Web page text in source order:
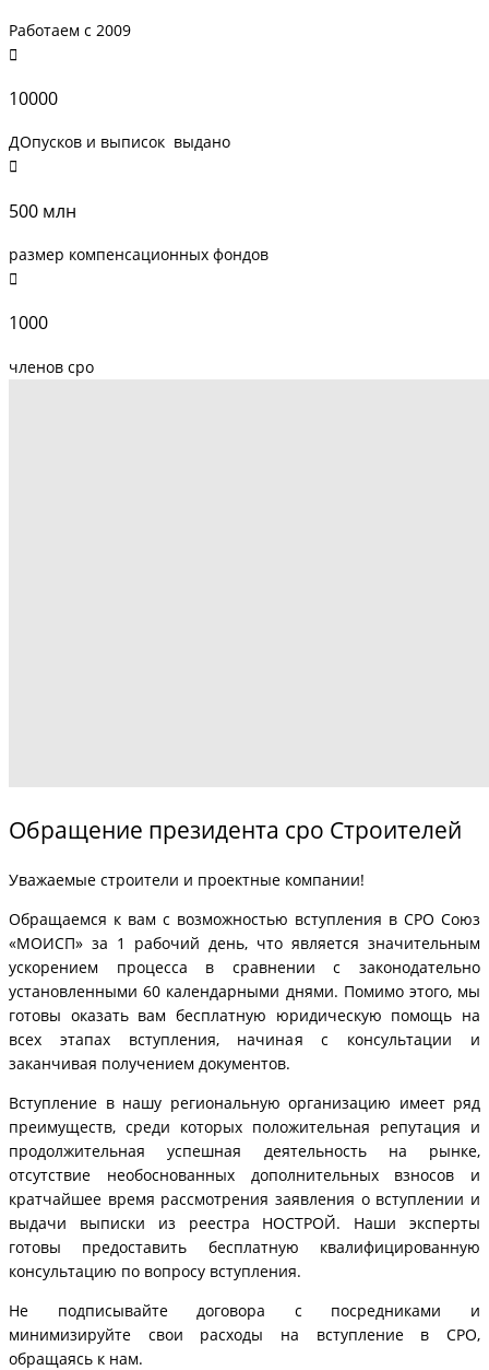
Работаем с 2009
10000
ДОпусков и выписок выдано
500 млн
размер компенсационных фондов
1000
членов сро
Обращение президента сро Строителей
Уважаемые строители и проектные компании!
Обращаемся к вам с возможностью вступления в СРО Союз
«МОИСП» за 1 рабочий день, что является значительным
ускорением процесса в сравнении с законодательно
установленными 60 календарными днями. Помимо этого, мы
готовы оказать вам бесплатную юридическую помощь на
всех этапах вступления, начиная с консультации и
заканчивая получением документов.
Вступление в нашу региональную организацию имеет ряд
преимуществ, среди которых положительная репутация и
продолжительная успешная деятельность на рынке,
отсутствие необоснованных дополнительных взносов и
кратчайшее время рассмотрения заявления о вступлении и
выдачи выписки из реестра НОСТРОЙ. Наши эксперты
готовы предоставить бесплатную квалифицированную
консультацию по вопросу вступления.
Не подписывайте договора с посредниками и
минимизируйте свои расходы на вступление в СРО,
обращаясь к нам.